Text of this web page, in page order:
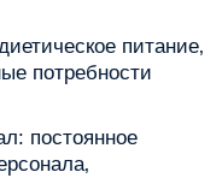
питание‚
потребности
постоянное